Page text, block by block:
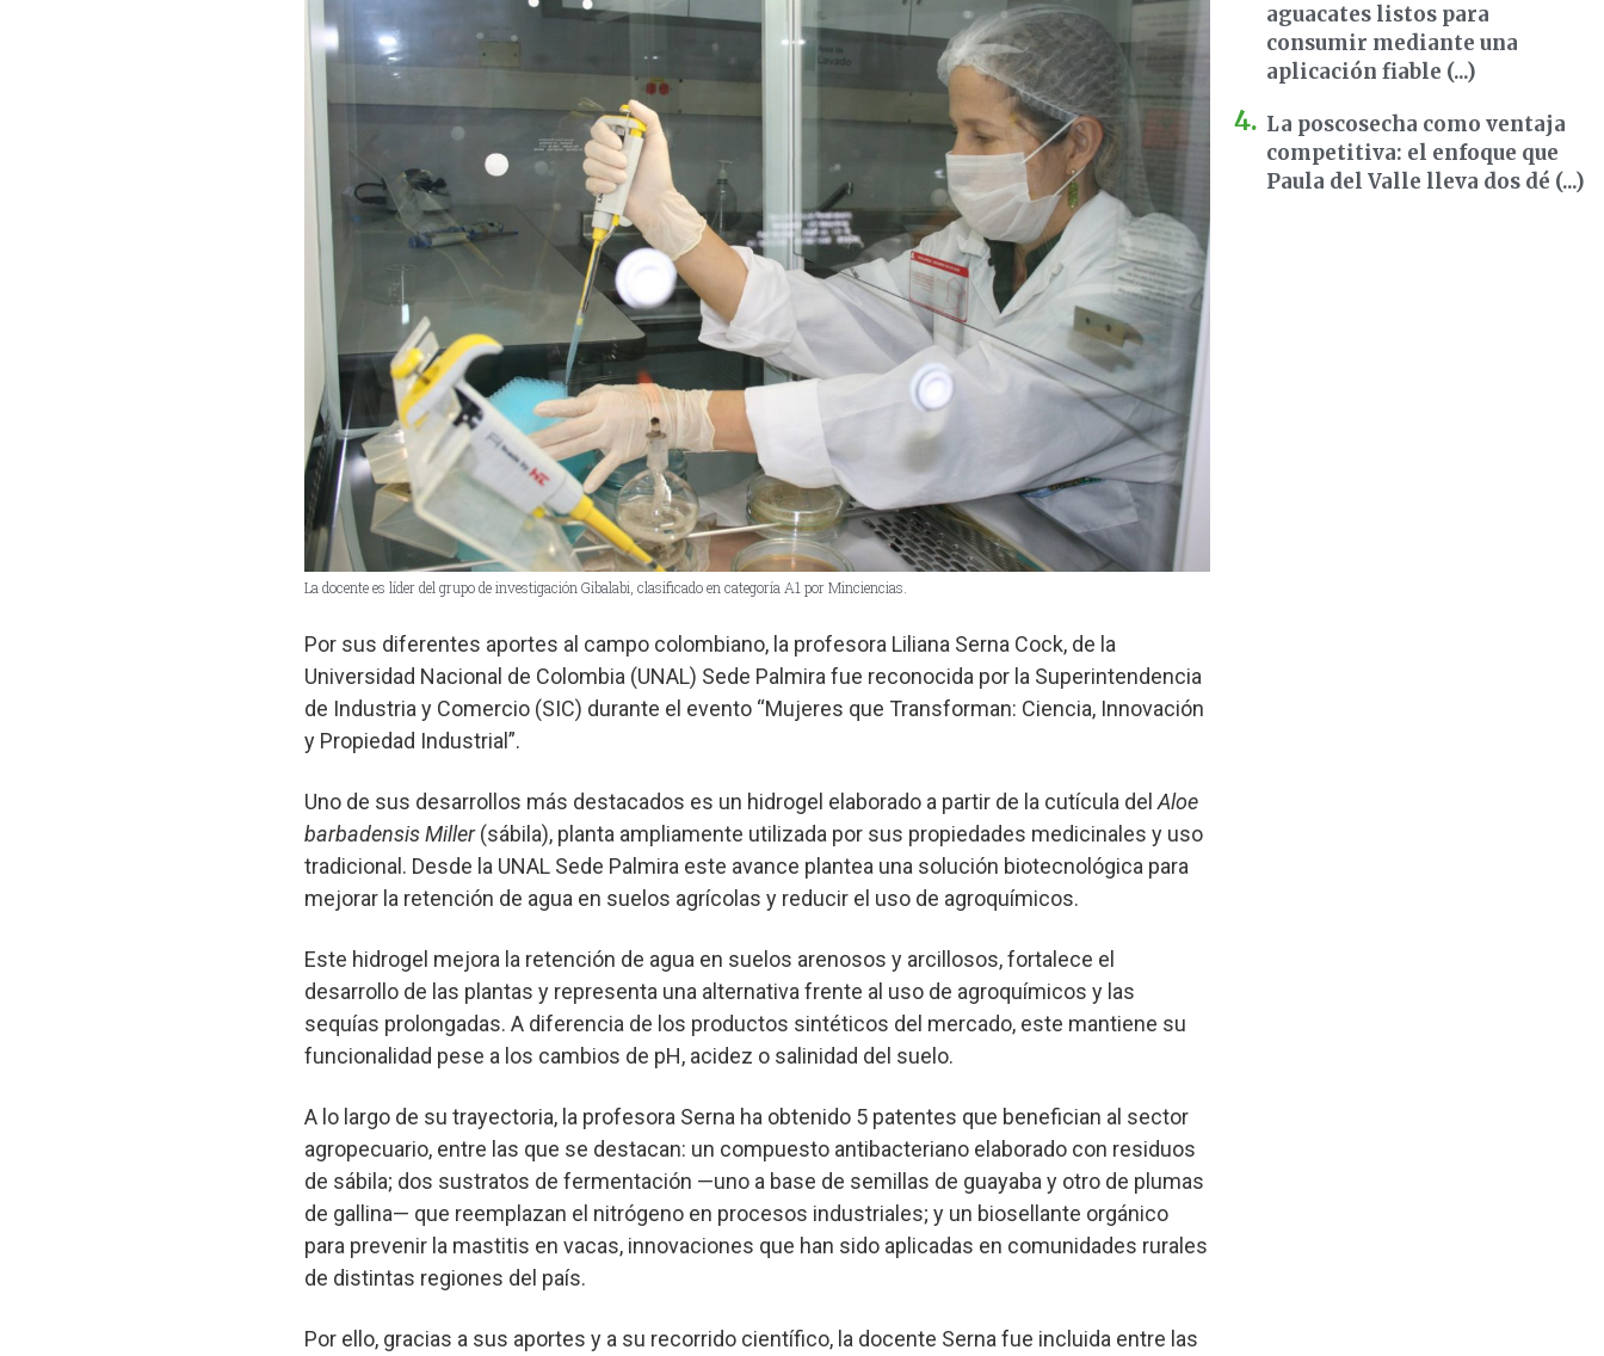
La docente es líder del grupo de investigación Gibalabi, clasificado en categoría A1 por Minciencias.
Por sus diferentes aportes al campo colombiano, la profesora Liliana Serna Cock, de la
Universidad Nacional de Colombia (UNAL) Sede Palmira fue reconocida por la Superintendencia
de Industria y Comercio (SIC) durante el evento “Mujeres que Transforman: Ciencia, Innovación
y Propiedad Industrial”.
Uno de sus desarrollos más destacados es un hidrogel elaborado a partir de la cutícula del Aloe
barbadensisMiller(sábila), planta ampliamente utilizada por sus propiedades medicinales y uso
tradicional. Desde la UNAL Sede Palmira este avance plantea una solución biotecnológica para
mejorar la retención de agua en suelos agrícolas y reducir el uso de agroquímicos.
Este hidrogel mejora la retención de agua en suelos arenosos y arcillosos, fortalece el
desarrollo de las plantas y representa una alternativa frente al uso de agroquímicos y las
sequías prolongadas. A diferencia de los productos sintéticos del mercado, este mantiene su
funcionalidad pese a los cambios de pH, acidez o salinidad del suelo.
A lo largo de su trayectoria, la profesora Serna ha obtenido 5 patentes que benefician al sector
agropecuario, entre las que se destacan: un compuesto antibacteriano elaborado con residuos
de sábila; dos sustratos de fermentación —uno a base de semillas de guayaba y otro de plumas
de gallina— que reemplazan el nitrógeno en procesos industriales; y un biosellante orgánico
para prevenir la mastitis en vacas, innovaciones que han sido aplicadas en comunidades rurales
de distintas regiones del país.
Por ello, gracias a sus aportes y a su recorrido científico, la docente Serna fue incluida entre las
aguacates listos para
consumir mediante una
aplicación fiable (...)
La poscosecha como ventaja
competitiva: el enfoque que
Paula del Valle lleva dos dé (...)